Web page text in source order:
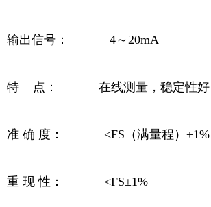
输出信号： 4～20mA
特 点： 在线测量，稳定性好
准 确 度： <FS（满量程）±1%
重 现 性： <FS±1%